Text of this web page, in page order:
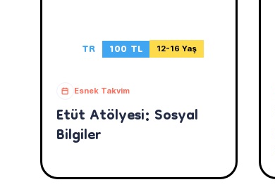
TR 100 TL 12-16 Yaş
Esnek Takvim
Etüt Atölyesi: Sosyal
Bilgiler